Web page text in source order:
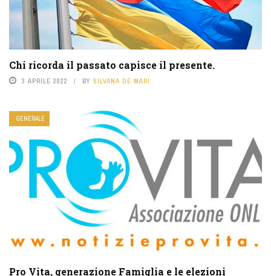
Chi ricorda il passato capisce il presente.
3 APRILE 2022 BY SILVANA DE MARI
GENERALE
Pro Vita, generazione Famiglia e le elezioni